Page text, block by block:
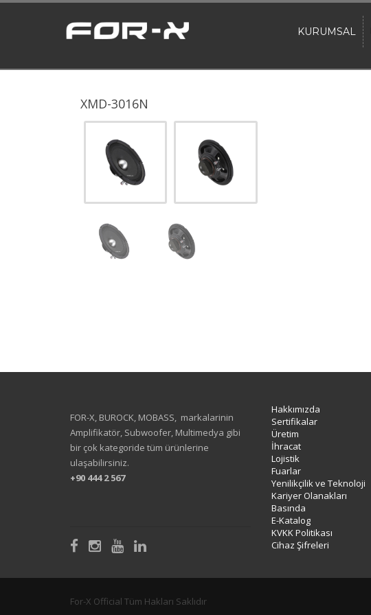
KURUMSAL
XMD-3016N
FOR-X, BUROCK, MOBASS, markalarinin
Amplifikatör, Subwoofer, Multimedya gibi
bir çok kategoride tüm ürünlerine
ulaşabilirsiniz.
+90 444 2 567
Hakkımızda
Sertifikalar
Üretim
İhracat
Lojistik
Fuarlar
Yenilikçilik ve Teknoloji
Kariyer Olanakları
Basında
E-Katalog
KVKK Politikası
Cihaz Şifreleri
For-X Official Tüm Hakları Saklıdır